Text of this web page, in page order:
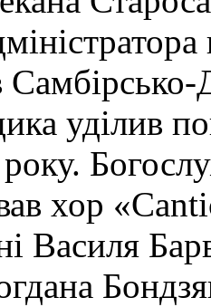
уділив
хор
Василя